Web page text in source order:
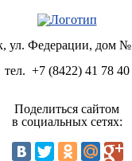
ул. Федерации, дом
тел. +7 (8422) 41 78 40
Поделиться сайтом
в социальных сетях: